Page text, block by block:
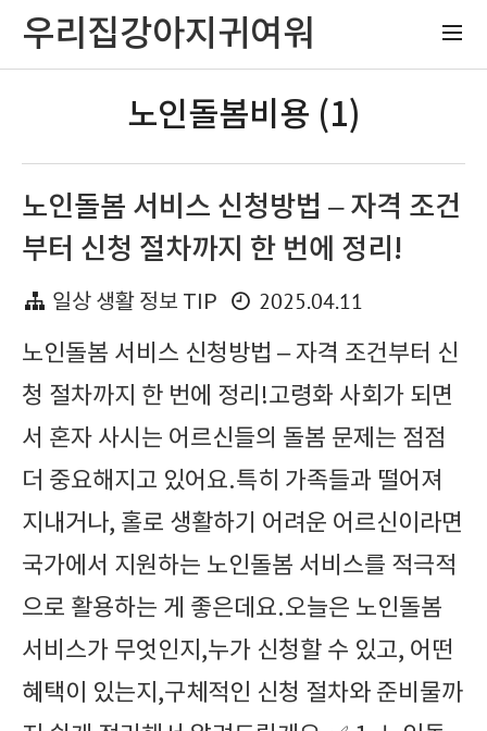
우리집강아지귀여워
노인돌봄비용 (1)
노인돌봄 서비스 신청방법 – 자격 조건
부터 신청 절차까지 한 번에 정리!
일상 생활 정보 TIP
2025.04.11
노인돌봄 서비스 신청방법 – 자격 조건부터 신
청 절차까지 한 번에 정리!고령화 사회가 되면
서 혼자 사시는 어르신들의 돌봄 문제는 점점
더 중요해지고 있어요.특히 가족들과 떨어져
지내거나, 홀로 생활하기 어려운 어르신이라면
국가에서 지원하는 노인돌봄 서비스를 적극적
으로 활용하는 게 좋은데요.오늘은 노인돌봄
서비스가 무엇인지,누가 신청할 수 있고, 어떤
혜택이 있는지,구체적인 신청 절차와 준비물까